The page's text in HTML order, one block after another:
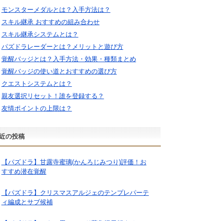
モンスターメダルとは？入手方法は？
スキル継承 おすすめの組み合わせ
スキル継承システムとは？
パズドラレーダーとは？メリットと遊び方
覚醒バッジとは？入手方法・効果・種類まとめ
覚醒バッジの使い道とおすすめの選び方
クエストシステムとは？
親友選択リセット！誰を登録する？
友情ポイントの上限は？
の投稿
【パズドラ】甘露寺蜜璃(かんろじみつり)評価！お
すすめ潜在覚醒
【パズドラ】クリスマスアルジェのテンプレパーテ
ィ編成とサブ候補